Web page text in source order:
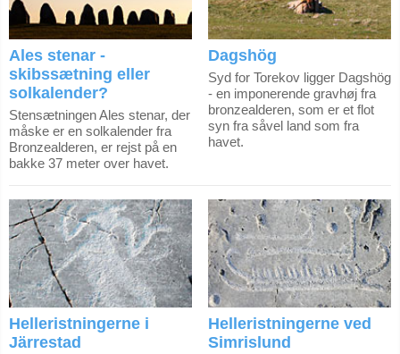
Ales stenar -
skibssætning eller
solkalender?
Stensætningen Ales stenar, der
måske er en solkalender fra
Bronzealderen, er rejst på en
bakke 37 meter over havet.
Dagshög
Syd for Torekov ligger Dagshög
- en imponerende gravhøj fra
bronzealderen, som er et flot
syn fra såvel land som fra
havet.
Helleristningerne i
Järrestad
Helleristningerne ved
Simrislund